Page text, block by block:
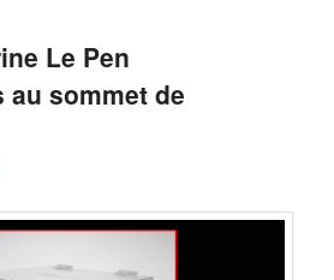
Le Pen
au sommet de